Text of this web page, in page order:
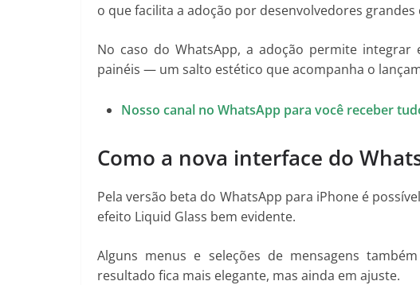
o que facilita a adoção por desenvolvedores grandes
No caso do WhatsApp, a adoção permite
painéis — um salto estético que acompanha o
Nosso canal no WhatsApp para você receber
Como a nova interface do
Pela versão beta do WhatsApp para iPhone é
efeito Liquid Glass bem evidente.
Alguns menus e seleções de mensagens
resultado fica mais elegante, mas ainda em ajuste.